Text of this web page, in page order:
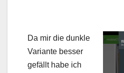
Da mir die dunkle
Variante besser
gefällt habe ich